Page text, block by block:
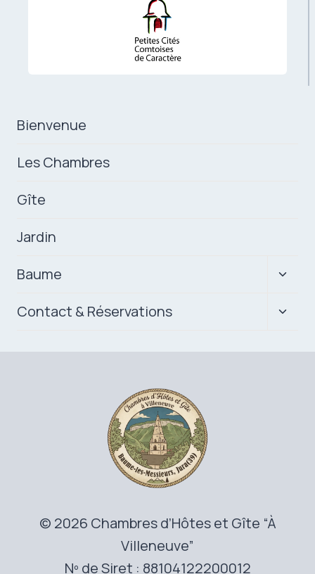
Bienvenue
Les Chambres
Gîte
Jardin
Baume
Contact & Réservations
© 2026 Chambres d’Hôtes et Gîte “À
Villeneuve”
Nº de Siret : 88104122200012